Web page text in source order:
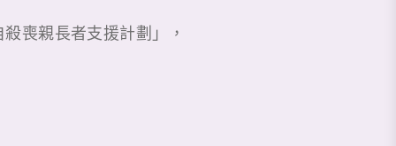
喪親長者支援計劃」，